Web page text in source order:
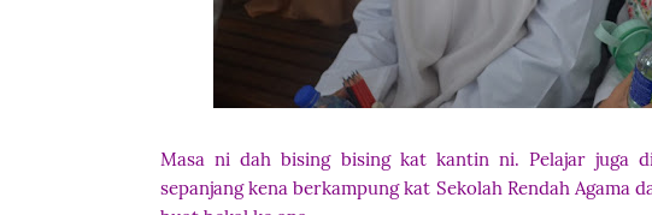
Masa ni dah bising bising kat kantin ni. Pelajar juga
sepanjang kena berkampung kat Sekolah Rendah Agama